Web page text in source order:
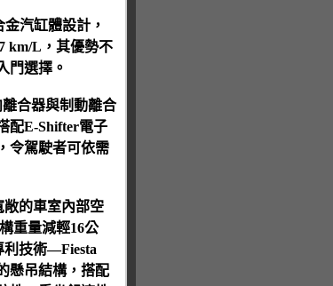
汽缸體設計，
km/L，其優勢不
門選擇。
合器與制動離合
配E-Shifter電子
令駕駛者可依需
敞的車室內部空
重量減輕16公
利技術—Fiesta
懸吊結構，搭配